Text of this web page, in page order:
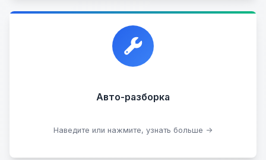
Авто-разборка
Наведите или нажмите, узнать больше →
Прием автомобилей для разборки на запчасти в
любом состоянии.
Сдать на разборку